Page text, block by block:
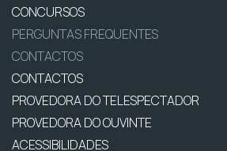
CONCURSOS
PERGUNTAS FREQUENTES
CONTACTOS
CONTACTOS
PROVEDORA DO TELESPECTADOR
PROVEDORA DO OUVINTE
ACESSIBILIDADES